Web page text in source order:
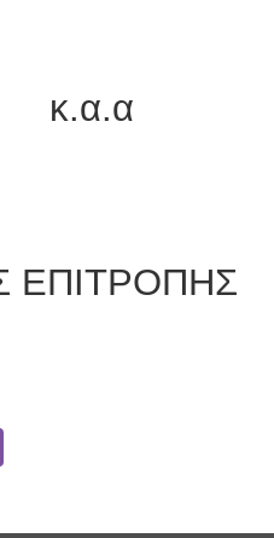
ΕΠΙΤΡΟΠΗΣ